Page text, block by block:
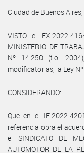
Ciudad de Buenos
VISTO el EX-2022-
MINISTERIO DE
Nº 14.250 (t.o.
modificatorias, la Ley
CONSIDERANDO:
Que en el IF-2022-
referencia obra el
el SINDICATO DE
AUTOMOTOR DE LA